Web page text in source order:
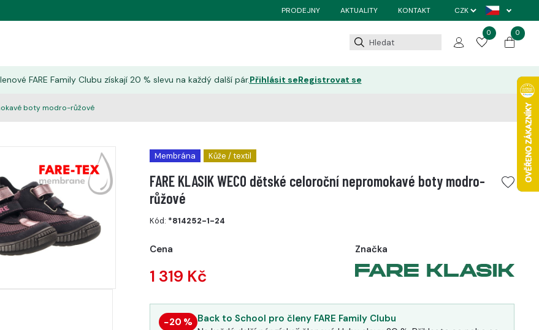
PRODEJNY AKTUALITY KONTAKT
0 0
FARE Family Clubu získají 20 % slevu na každý další pár.Přihlásit seRegistrovat se
boty modro-růžové
Membrána Kůže / textil
FARE KLASIK WECO dětské celoroční nepromokavé boty modro-
růžové
Kód: *814252-1-24
Cena
1 319 Kč
Značka
−20 % Back to School pro členy FARE Family Clubu